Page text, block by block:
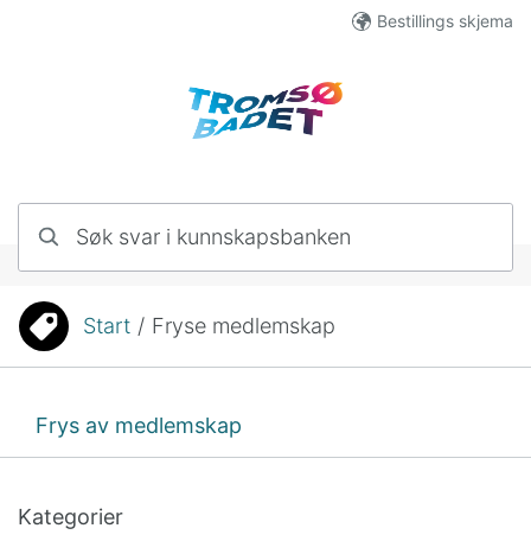
Bestillings skjema
Du er her:Start / Fryse medlemskap
Frys av medlemskap
Kategorier